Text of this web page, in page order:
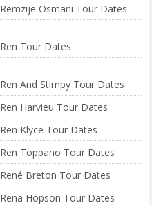
Remzije Osmani Tour Dates
Ren Tour Dates
Ren And Stimpy Tour Dates
Ren Harvieu Tour Dates
Ren Klyce Tour Dates
Ren Toppano Tour Dates
René Breton Tour Dates
Rena Hopson Tour Dates